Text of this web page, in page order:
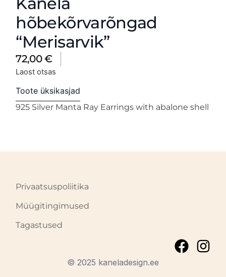
hõbekõrvarõngad
“Merisarvik”
72,00€
Laost otsas
Toote üksikasjad
925 Silver Manta Ray Earrings with abalone shell
© 2025 kaneladesign.ee
Privaatsuspoliitika
Müügitingimused
Tagastused